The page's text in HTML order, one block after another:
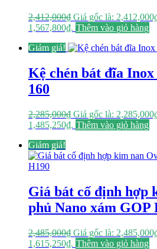
2,412,000₫ Giá gốc là:
1,567,800₫. Thêm vào giỏ hàng
Giảm giá!
Kệ chén bát đĩa
160
2,285,000₫ Giá gốc là:
1,485,250₫. Thêm vào giỏ hàng
Giảm giá!
Giá bát cố định hợp
phủ Nano xám GOP
2,485,000₫ Giá gốc là:
1,615,250₫. Thêm vào giỏ hàng